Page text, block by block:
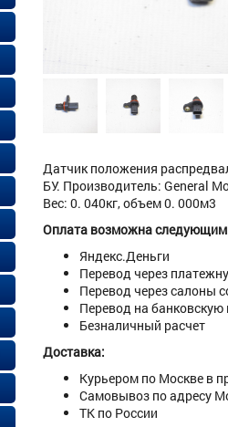
Датчик положения
БУ. Производитель: General
Вес: 0. 040кг, объем 0. 000м3
Оплата возможна
Яндекс.Деньги
Перевод через
Перевод через салоны
Перевод на
Безналичный расчет
Доставка:
Курьером по Москве в
Самовывоз по адресу
ТК по России